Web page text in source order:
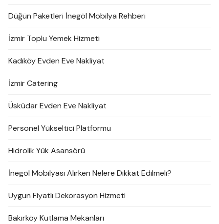
Düğün Paketleri İnegöl Mobilya Rehberi
İzmir Toplu Yemek Hizmeti
Kadıköy Evden Eve Nakliyat
İzmir Catering
Üsküdar Evden Eve Nakliyat
Personel Yükseltici Platformu
Hidrolik Yük Asansörü
İnegöl Mobilyası Alırken Nelere Dikkat Edilmeli?
Uygun Fiyatlı Dekorasyon Hizmeti
Bakırköy Kutlama Mekanları